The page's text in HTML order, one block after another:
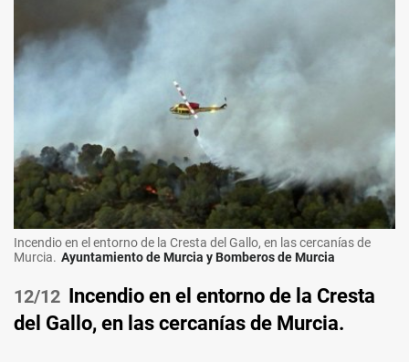
Incendio en el entorno de la Cresta del Gallo, en las cercanías de
Murcia. Ayuntamiento de Murcia y Bomberos de Murcia
/12 Incendio en el entorno de la Cresta
del Gallo, en las cercanías de Murcia.